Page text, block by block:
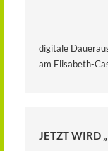
digitale
am Elisabeth-
JETZT WIRD